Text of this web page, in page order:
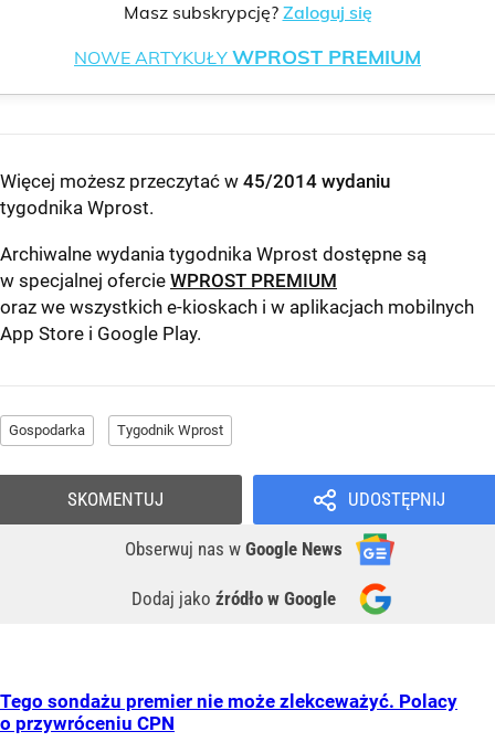
Masz subskrypcję? Zaloguj się
NOWE ARTYKUŁY WPROST PREMIUM
Więcej możesz przeczytać w 45/2014 wydaniu
tygodnika Wprost.
Archiwalne wydania tygodnika Wprost dostępne są
w specjalnej ofercie WPROST PREMIUM
oraz we wszystkich e-kioskach i w aplikacjach mobilnych
App Store i Google Play.
Gospodarka Tygodnik Wprost
UDOSTĘPNIJ
Obserwuj nas w Google News
Dodaj jako źródło w Google
SKOMENTUJ
Tego sondażu premier nie może zlekceważyć. Polacy
o przywróceniu CPN